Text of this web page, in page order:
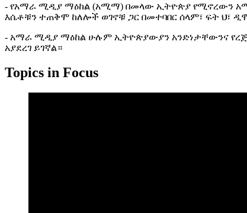
- የአማራ ሚዲያ ማዕከል (አሚማ) በመላው ኢትዮጵያ የሚኖረውን አማራ
እሴቶቹን ተጠቅሞ ከለሎች ወገኖቹ ጋር በመተባበር ሰላም፣ ፍት ህ፣
- አማራ ሚዲያ ማዕከል ሁሉም ኢትዮጵያውያን አንድነታቸውንና የረጅም
አያደረገ ይገኛል።
Topics in Focus